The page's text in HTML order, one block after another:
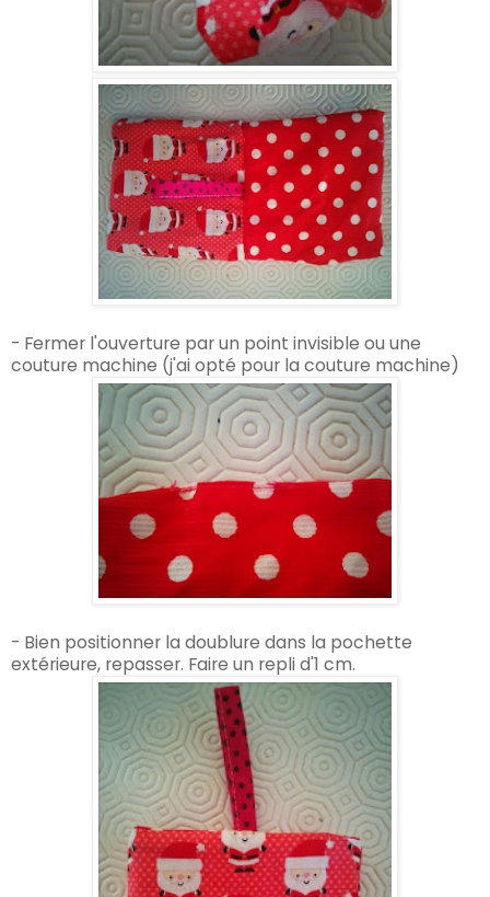
- Fermer l'ouverture par un point invisible ou une
couture machine (j'ai opté pour la couture machine)
- Bien positionner la doublure dans la pochette
extérieure, repasser. Faire un repli d'1 cm.